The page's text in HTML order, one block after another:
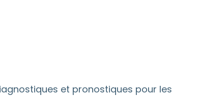
et pronostiques pour les